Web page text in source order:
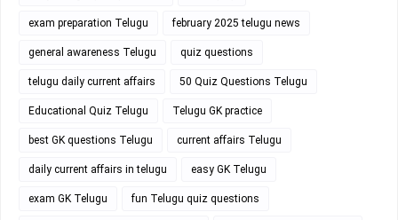
exam preparation Telugu february 2025 telugu news
general awareness Telugu quiz questions
telugu daily current affairs 50 Quiz Questions Telugu
Educational Quiz Telugu Telugu GK practice
best GK questions Telugu current affairs Telugu
daily current affairs in telugu easy GK Telugu
exam GK Telugu fun Telugu quiz questions